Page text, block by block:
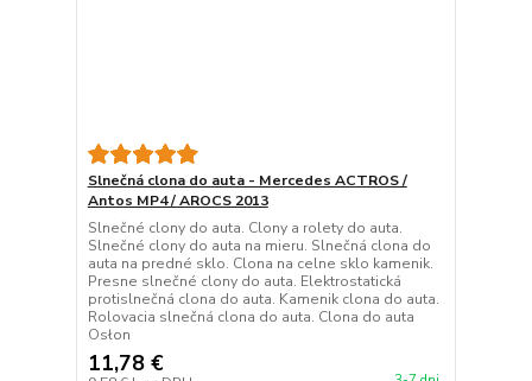
Slnečná clona do auta - Mercedes ACTROS /
Antos MP4 / AROCS 2013
Slnečné clony do auta. Clony a rolety do auta.
Slnečné clony do auta na mieru. Slnečná clona do
auta na predné sklo. Clona na celne sklo kamenik.
Presne slnečné clony do auta. Elektrostatická
protislnečná clona do auta. Kamenik clona do auta.
Rolovacia slnečná clona do auta. Clona do auta
Osłon
11,78 €